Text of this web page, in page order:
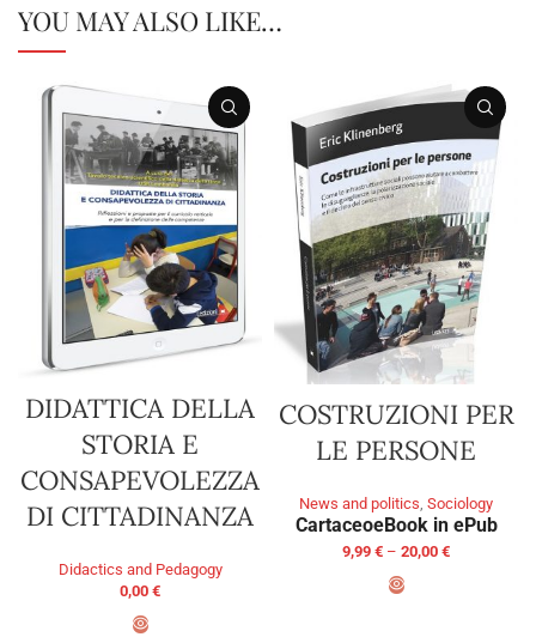
YOU MAY ALSO LIKE…
DIDATTICA DELLA
STORIA E
CONSAPEVOLEZZA
DI CITTADINANZA
Didactics and Pedagogy
0,00 €
COSTRUZIONI PER
LE PERSONE
News and politics, Sociology
CartaceoeBook in ePub
9,99 € – 20,00 €